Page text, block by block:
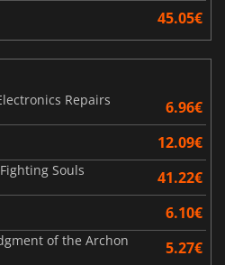
45.05€
Repairs
6.96€
12.09€
Souls 41.22€
6.10€
of the Archon 5.27€